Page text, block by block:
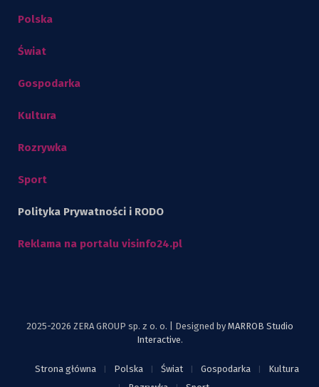
Polska
Świat
Gospodarka
Kultura
Rozrywka
Sport
Polityka Prywatności i RODO
Reklama na portalu visinfo24.pl
2025-2026 ZERA GROUP sp. z o. o. | Designed by MARROB Studio
Interactive.
Strona główna Polska Świat Gospodarka
Kultura